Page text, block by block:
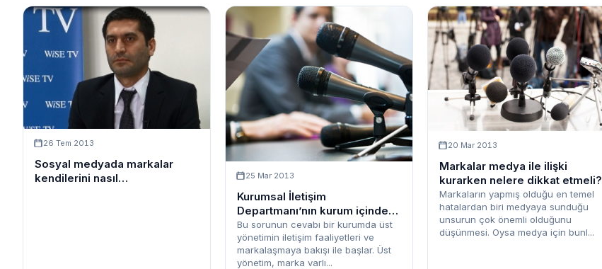
26 Tem 2013
Sosyal medyada markalar
kendilerini nasıl
25 Mar 2013
Kurumsal İletişim
Departmanı’nın kurum içindeki
rolü nedir?
Bu sorunun cevabı bir kurumda üst
yönetimin iletişim faaliyetleri ve
markalaşmaya bakışı ile başlar. Üst
yönetim, marka varlı...
20 Mar 2013
Markalar medya ile ilişki
kurarken nelere dikkat etmeli?
Markaların yapmış olduğu en temel
hatalardan biri medyaya sunduğu
unsurun çok önemli olduğunu
düşünmesi. Oysa medya için bunl...